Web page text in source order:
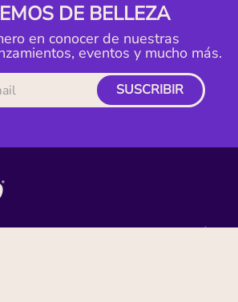
DE BELLEZA
en conocer de nuestras
eventos y mucho más.
SUSCRIBIR